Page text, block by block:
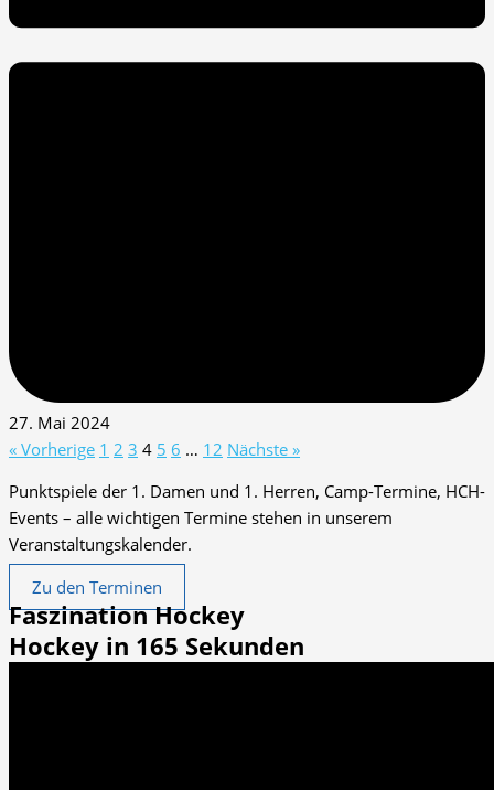
27. Mai 2024
« Vorherige 1 2 3 4 5 6 … 12 Nächste »
Punktspiele der 1. Damen und 1. Herren, Camp-Termine, HCH-
Events – alle wichtigen Termine stehen in unserem
Veranstaltungskalender.
Zu den Terminen
Faszination Hockey
Hockey in 165 Sekunden